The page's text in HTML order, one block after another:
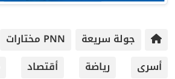
جولة سريعة PNN مختارات
أسرى
رياضة أقتصاد